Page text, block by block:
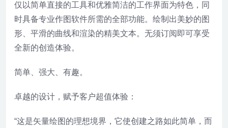
仅以简单直接的工具和优雅简洁的工作界面为特色，同
时具备专业作图软件所需的全部功能。绘制出美妙的图
形、平滑的曲线和渲染的精美文本。无须订阅即可享受
全新的创造体验。
简单、强大、有趣。
卓越的设计，赋予客户超值体验：
“这是矢量绘图的理想境界，它使创建之路如此简单，而